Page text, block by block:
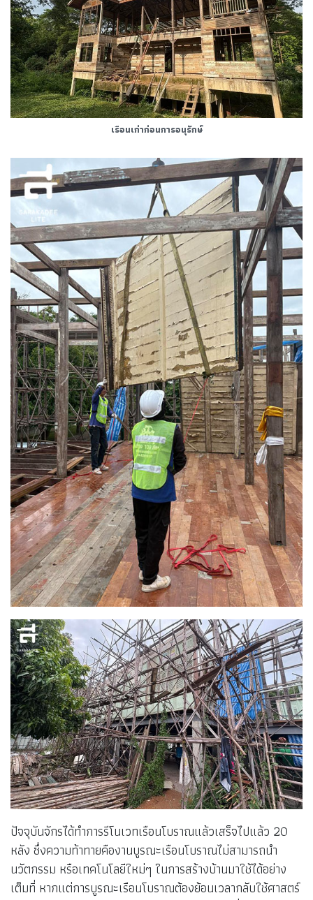
เรือนเก่าก่อนการอนุรักษ์
ปัจจุบันจักรได้ทำการรีโนเวทเรือนโบราณแล้วเสร็จไปแล้ว 20
หลัง ซึ่งความท้าทายคืองานบูรณะเรือนโบราณไม่สามารถนำ
นวัตกรรม หรือเทคโนโลยีใหม่ๆ ในการสร้างบ้านมาใช้ได้อย่าง
เต็มที่ หากแต่การบูรณะเรือนโบราณต้องย้อนเวลากลับใช้ศาสตร์